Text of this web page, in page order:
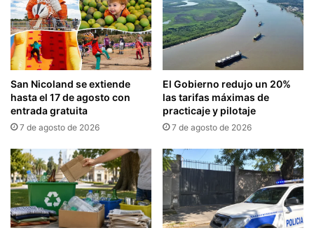
San Nicoland se extiende
hasta el 17 de agosto con
entrada gratuita
7 de agosto de 2026
El Gobierno redujo un 20%
las tarifas máximas de
practicaje y pilotaje
7 de agosto de 2026